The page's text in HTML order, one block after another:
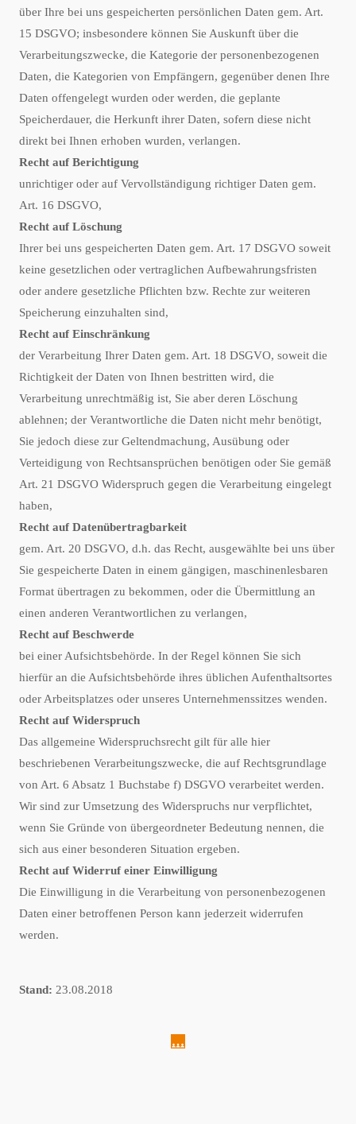
über Ihre bei uns gespeicherten persönlichen Daten gem. Art.
15 DSGVO; insbesondere können Sie Auskunft über die
Verarbeitungszwecke, die Kategorie der personenbezogenen
Daten, die Kategorien von Empfängern, gegenüber denen Ihre
Daten offengelegt wurden oder werden, die geplante
Speicherdauer, die Herkunft ihrer Daten, sofern diese nicht
direkt bei Ihnen erhoben wurden, verlangen.
Recht auf Berichtigung
unrichtiger oder auf Vervollständigung richtiger Daten gem.
Art. 16 DSGVO,
Recht auf Löschung
Ihrer bei uns gespeicherten Daten gem. Art. 17 DSGVO soweit
keine gesetzlichen oder vertraglichen Aufbewahrungsfristen
oder andere gesetzliche Pflichten bzw. Rechte zur weiteren
Speicherung einzuhalten sind,
Recht auf Einschränkung
der Verarbeitung Ihrer Daten gem. Art. 18 DSGVO, soweit die
Richtigkeit der Daten von Ihnen bestritten wird, die
Verarbeitung unrechtmäßig ist, Sie aber deren Löschung
ablehnen; der Verantwortliche die Daten nicht mehr benötigt,
Sie jedoch diese zur Geltendmachung, Ausübung oder
Verteidigung von Rechtsansprüchen benötigen oder Sie gemäß
Art. 21 DSGVO Widerspruch gegen die Verarbeitung eingelegt
haben,
Recht auf Datenübertragbarkeit
gem. Art. 20 DSGVO, d.h. das Recht, ausgewählte bei uns über
Sie gespeicherte Daten in einem gängigen, maschinenlesbaren
Format übertragen zu bekommen, oder die Übermittlung an
einen anderen Verantwortlichen zu verlangen,
Recht auf Beschwerde
bei einer Aufsichtsbehörde. In der Regel können Sie sich
hierfür an die Aufsichtsbehörde ihres üblichen Aufenthaltsortes
oder Arbeitsplatzes oder unseres Unternehmenssitzes wenden.
Recht auf Widerspruch
Das allgemeine Widerspruchsrecht gilt für alle hier
beschriebenen Verarbeitungszwecke, die auf Rechtsgrundlage
von Art. 6 Absatz 1 Buchstabe f) DSGVO verarbeitet werden.
Wir sind zur Umsetzung des Widerspruchs nur verpflichtet,
wenn Sie Gründe von übergeordneter Bedeutung nennen, die
sich aus einer besonderen Situation ergeben.
Recht auf Widerruf einer Einwilligung
Die Einwilligung in die Verarbeitung von personenbezogenen
Daten einer betroffenen Person kann jederzeit widerrufen
werden.
Stand: 23.08.2018